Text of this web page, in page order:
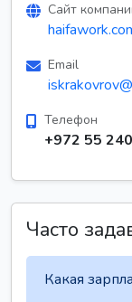
Сайт
Email
Телефон
+972 55
Часто
Какая